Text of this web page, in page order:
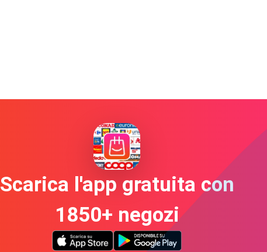
Scarica l'app gratuita con
1850+ negozi